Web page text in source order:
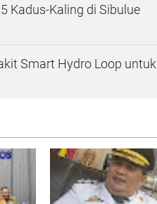
Kadus-Kaling di Sibulue
Smart Hydro Loop untuk